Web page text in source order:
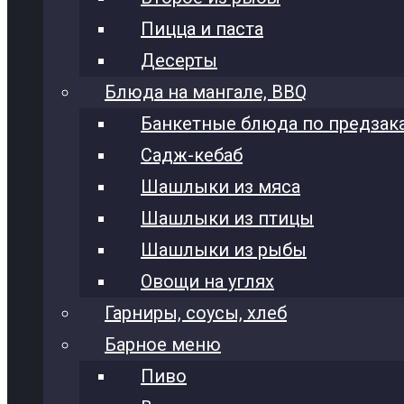
Пицца и паста
Десерты
Блюда на мангале, BBQ
Банкетные блюда по
Садж-кебаб
Шашлыки из мяса
Шашлыки из птицы
Шашлыки из рыбы
Овощи на углях
Гарниры, соусы, хлеб
Барное меню
Пиво